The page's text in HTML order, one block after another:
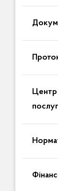
Центр
послуг